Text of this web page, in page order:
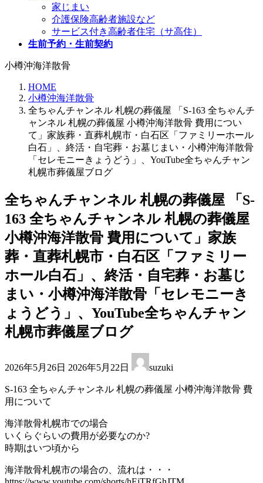
家じまい
介護保険高齢者施設など
サービス付き高齢者住宅（サ高住）
生前予約・生前契約
小樽沖海洋散骨
HOME
小樽沖海洋散骨
全ちゃんチャンネル 札幌の葬儀屋 「S-163 全ちゃんチ
ャンネル 札幌の葬儀屋 小樽沖海洋散骨 費用につい
て」家族葬・直葬札幌市・白石区「ファミリーホール
白石」、終活・自宅葬・お墓じまい・小樽沖海洋散骨
「セレモニーきょうどう」、YouTube全ちゃんチャン
札幌市葬儀屋ブログ
全ちゃんチャンネル 札幌の葬儀屋 「S-
163 全ちゃんチャンネル 札幌の葬儀屋
小樽沖海洋散骨 費用について」家族
葬・直葬札幌市・白石区「ファミリー
ホール白石」、終活・自宅葬・お墓じ
まい・小樽沖海洋散骨「セレモニーき
ょうどう」、YouTube全ちゃんチャン
札幌市葬儀屋ブログ
2026年5月26日 終
新
時
:
2026年5月22日 suzuki
S-163 全ちゃんチャンネル 札幌の葬儀屋 小樽沖海洋散骨 費
用について
海洋散骨札幌市での場合
いくらぐらいの費用が必要なのか?
時期はいつ頃から
海洋散骨札幌市の場合の、流れは・・・